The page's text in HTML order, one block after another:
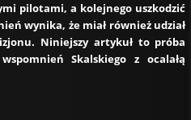
pilotami, a kolejnego uszkodzić
wynika, że miał również udział
Niniejszy artykuł to próba
Skalskiego z ocalałą